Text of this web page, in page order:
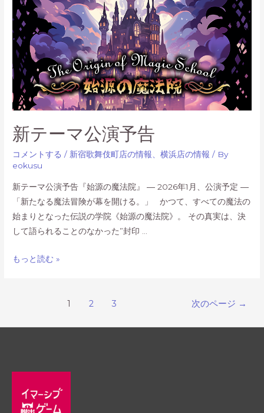
年
始
営
業
の
お
知
ら
せ
新テーマ公演予告
コメントする / 新宿歌舞伎町店の情報、横浜店の情報 / By
eokusu
新テーマ公演予告『始源の魔法院』 ― 2026年1月、公演予定 ―
「新たなる魔法冒険が幕を開ける。」 かつて、すべての魔法の
始まりとなった伝説の学院《始源の魔法院》。 その真実は、決
して語られることのなかった”封印 …
新
もっと読む »
1 2 3 次のページ →